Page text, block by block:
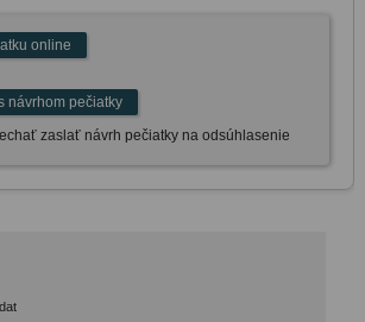
online
návrhom pečiatky
zaslať návrh pečiatky na odsúhlasenie